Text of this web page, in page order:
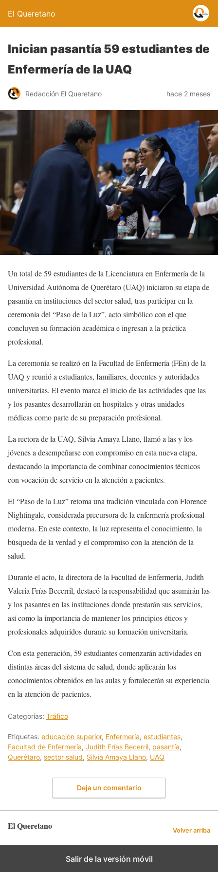
El Queretano
Inician pasantía 59 estudiantes de
Enfermería de la UAQ
Redacción El Queretano hace 2 meses
Un total de 59 estudiantes de la Licenciatura en Enfermería de la
Universidad Autónoma de Querétaro (UAQ) iniciaron su etapa de
pasantía en instituciones del sector salud, tras participar en la
ceremonia del “Paso de la Luz”, acto simbólico con el que
concluyen su formación académica e ingresan a la práctica
profesional.
La ceremonia se realizó en la Facultad de Enfermería (FEn) de la
UAQ y reunió a estudiantes, familiares, docentes y autoridades
universitarias. El evento marca el inicio de las actividades que las
y los pasantes desarrollarán en hospitales y otras unidades
médicas como parte de su preparación profesional.
La rectora de la UAQ, Silvia Amaya Llano, llamó a las y los
jóvenes a desempeñarse con compromiso en esta nueva etapa,
destacando la importancia de combinar conocimientos técnicos
con vocación de servicio en la atención a pacientes.
El “Paso de la Luz” retoma una tradición vinculada con Florence
Nightingale, considerada precursora de la enfermería profesional
moderna. En este contexto, la luz representa el conocimiento, la
búsqueda de la verdad y el compromiso con la atención de la
salud.
Durante el acto, la directora de la Facultad de Enfermería, Judith
Valeria Frías Becerril, destacó la responsabilidad que asumirán las
y los pasantes en las instituciones donde prestarán sus servicios,
así como la importancia de mantener los principios éticos y
profesionales adquiridos durante su formación universitaria.
Con esta generación, 59 estudiantes comenzarán actividades en
distintas áreas del sistema de salud, donde aplicarán los
conocimientos obtenidos en las aulas y fortalecerán su experiencia
en la atención de pacientes.
Categorías: Tráfico
Etiquetas: educación superior, Enfermería, estudiantes,
Facultad de Enfermería, Judith Frías Becerril, pasantía,
Querétaro, sector salud, Silvia Amaya Llano, UAQ
Deja un comentario
El Queretano Volver arriba
Salir de la versión móvil